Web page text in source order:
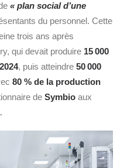
« plan social d’une
du personnel. Cette
trois ans après
qui devait produire 15 000
, puis atteindre 50 000
80 % de la production
de Symbio aux
.